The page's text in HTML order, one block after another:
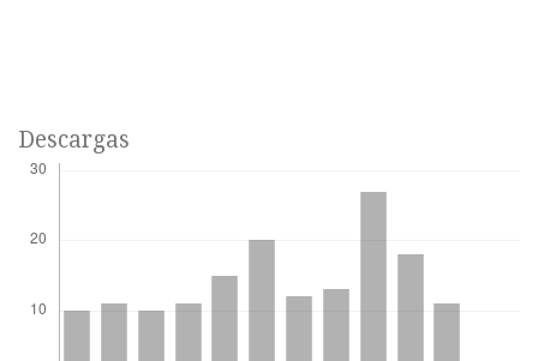
Descargas